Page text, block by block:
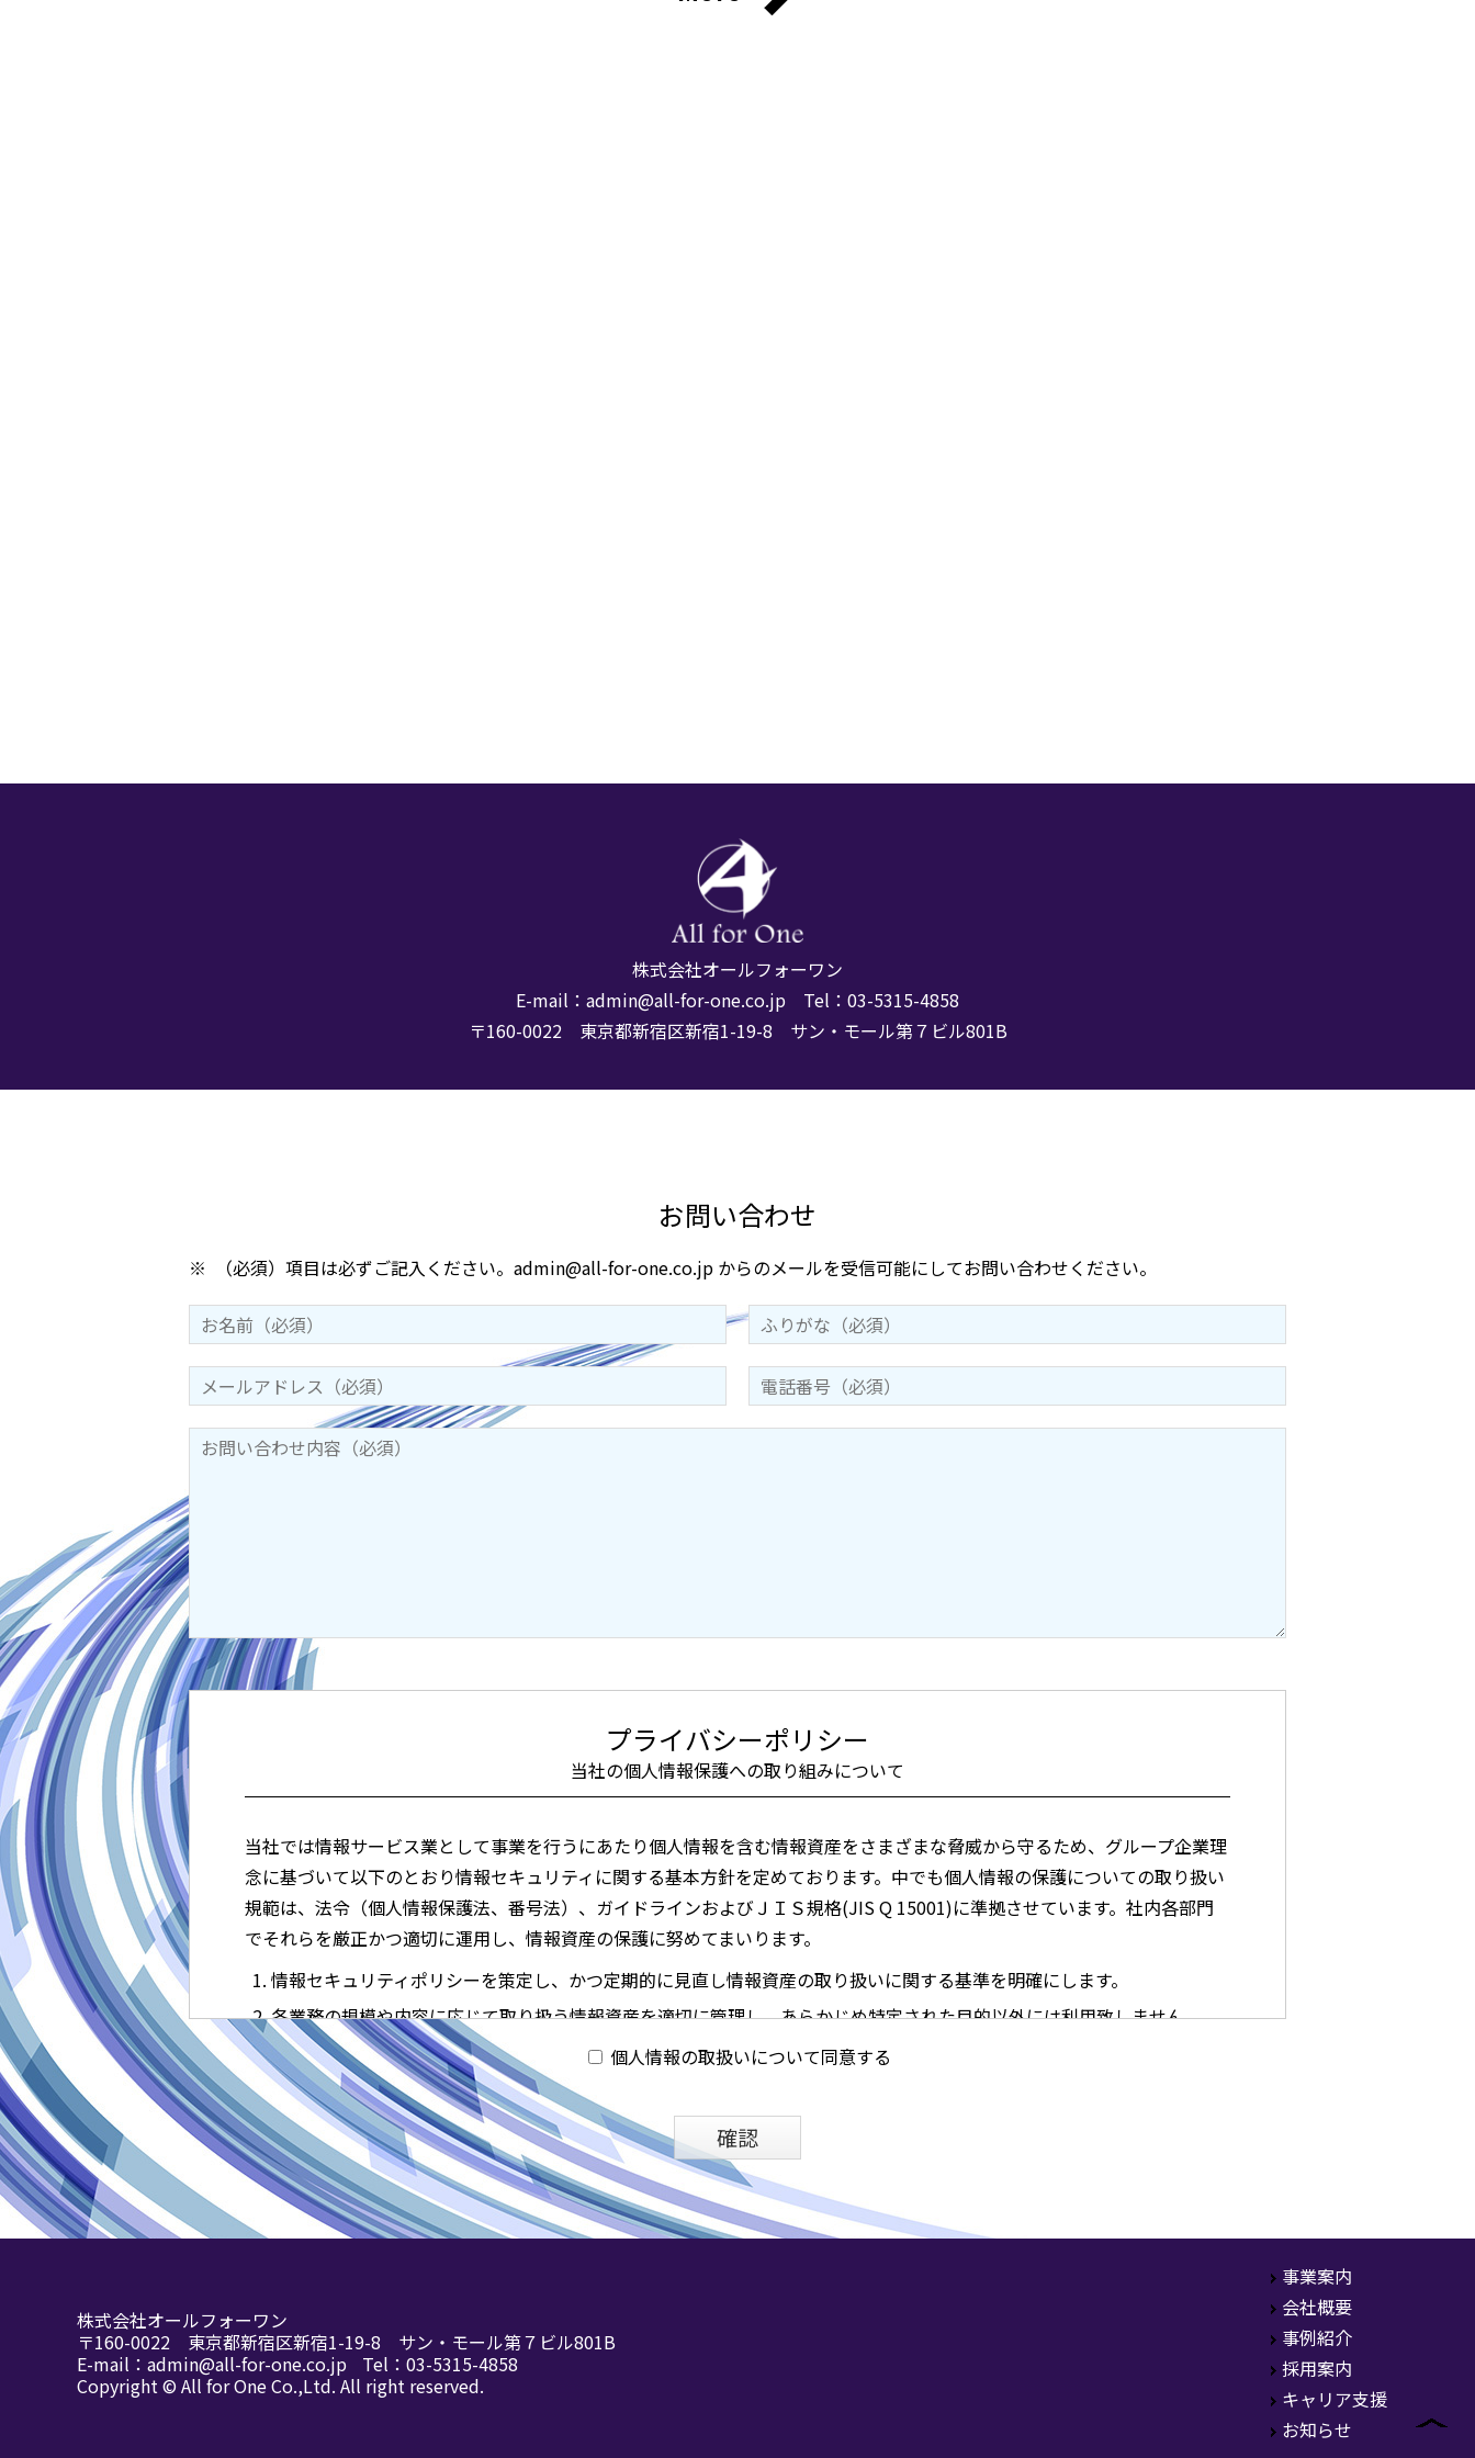
株式会社オールフォーワン
E-mail： admin@all-for-one.co.jp Tel： 03-5315-4858
〒160-0022 東京都新宿区新宿1-19-8 サン・モール第７ビル801B
お問い合わせ
※ （必須）項目は必ずご記入ください。 admin@all-for-one.co.jp からのメールを受信可能にしてお問い合わせください。
プライバシーポリシー
当社の個人情報保護への取り組みについて
当社では情報サービス業として事業を行うにあたり個人情報を含む情報資産をさまざまな脅威から守るため、グループ企業理
念に基づいて以下のとおり情報セキュリティに関する基本方針を定めております。中でも個人情報の保護についての取り扱い
規範は、法令（個人情報保護法、番号法）、ガイドラインおよびＪＩＳ規格(JIS Q 15001)に準拠させています。社内各部門
でそれらを厳正かつ適切に運用し、情報資産の保護に努めてまいります。
情報セキュリティポリシーを策定し、かつ定期的に見直し情報資産の取り扱いに関する基準を明確にします。
各業務の規模や内容に応じて取り扱う情報資産を適切に管理し、あらかじめ特定された目的以外には利用致しません。
情報資産に対する不正アクセスや紛失、破壊、改ざんおよび漏えいなどの防止に努め、合理的な安全対策及び是正措置を
講じ、安全性の確保に努めます。
情報セキュリティ対策は情報資産の機密性、完全性、可用性を考慮した上で策定します。
情報セキュリティ対策の実施にあたっては関係諸法令および行政機関や業界団体の策定した情報セキュリティに関する規
範を遵守いたします。
情報セキュリティ対策及び個人情報保護マネジメントシステムは技術的、社会的な必要性が生じるつど修正を加え、時代
個人情報に関する苦情および相談は窓口を定めて対応します。
個人情報の取扱いについて同意する
確認
株式会社オールフォーワン
〒160-0022 東京都新宿区新宿1-19-8 サン・モール第７ビル801B
E-mail： admin@all-for-one.co.jp Tel： 03-5315-4858
Copyright © All for One Co.,Ltd. All right reserved.
事業案内
会社概要
事例紹介
採用案内
キャリア支援
お知らせ